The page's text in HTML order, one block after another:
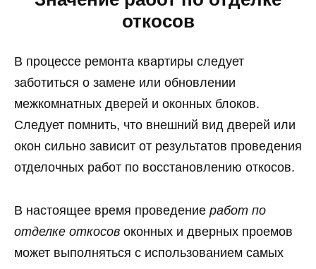
откосов
В процессе ремонта квартиры следует
заботиться о замене или обновлении
межкомнатных дверей и оконных блоков.
Следует помнить, что внешний вид дверей или
окон сильно зависит от результатов проведения
отделочных работ по восстановлению откосов.
В настоящее время проведение работ по
отделке откосов оконных и дверных проемов
может выполняться с использованием самых